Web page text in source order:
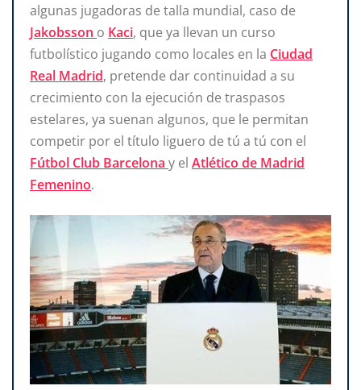
algunas jugadoras de talla mundial, caso de
Jakobsson o Kaci, que ya llevan un curso
futbolístico jugando como locales en la Ciudad
Real Madrid, pretende dar continuidad a su
crecimiento con la ejecución de traspasos
estelares, ya suenan algunos, que le permitan
competir por el título liguero de tú a tú con el
Fútbol Club Barcelona y el Atlético de Madrid
Femenino.